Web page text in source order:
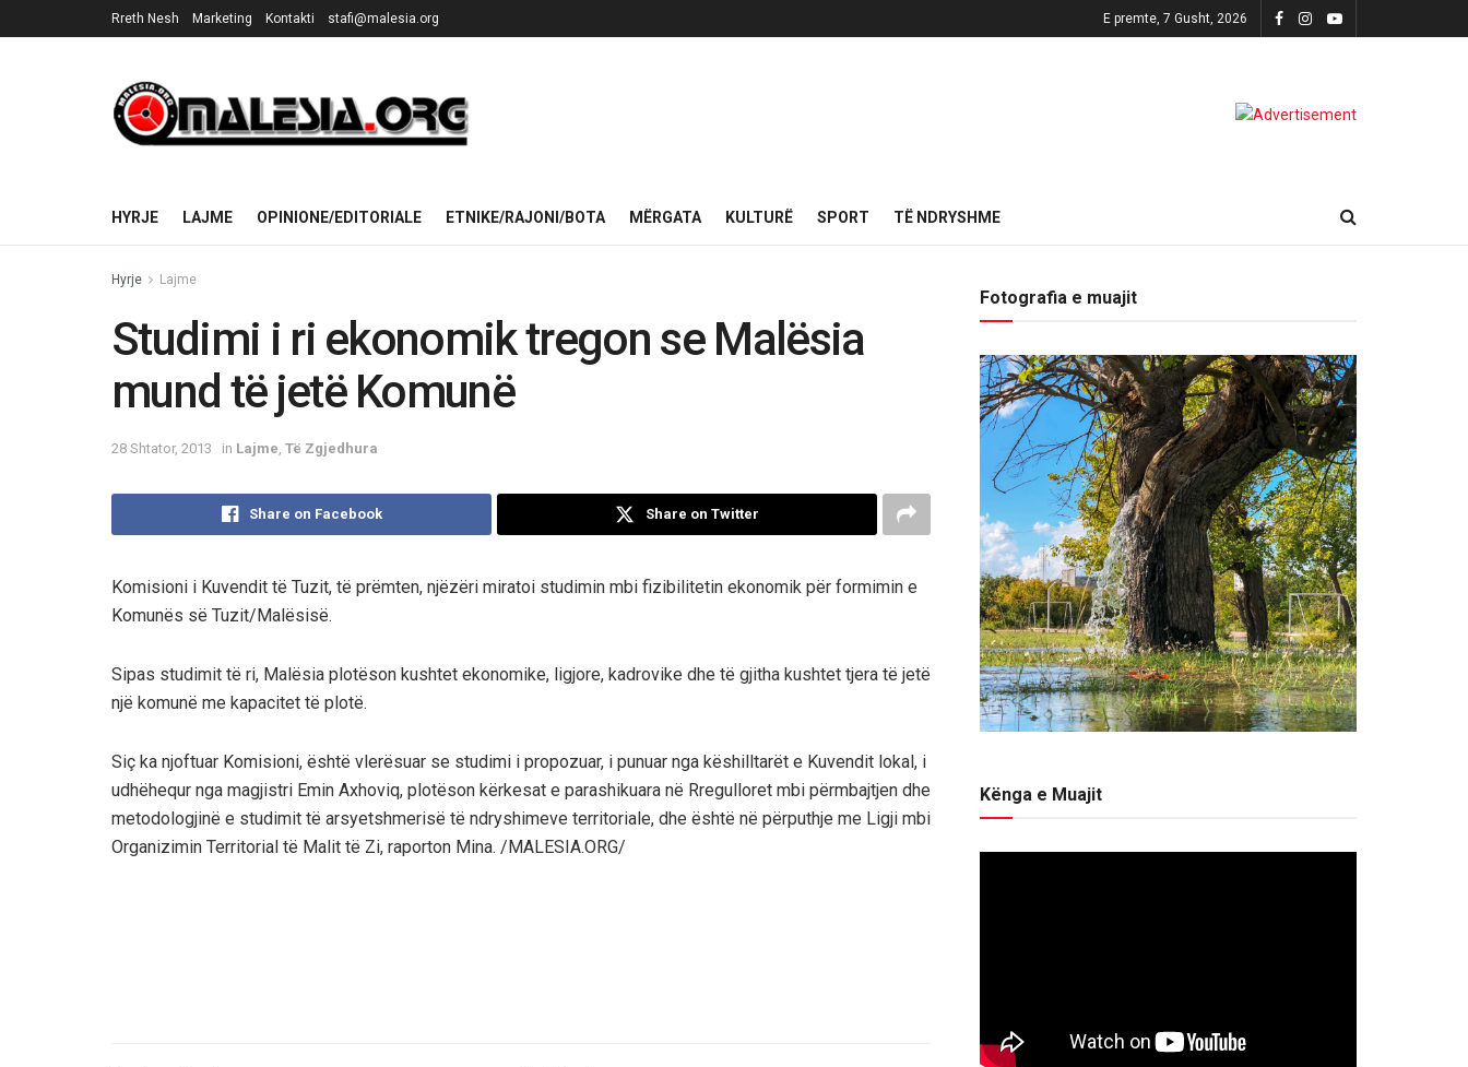
Rreth Nesh Marketing Kontakti stafi@malesia.org E premte, 7 Gusht, 2026
HYRJE LAJME OPINIONE/EDITORIALE ETNIKE/RAJONI/BOTA MËRGATA KULTURË SPORT TË NDRYSHME
Hyrje Lajme
Studimi i ri ekonomik tregon se Malësia
mund të jetë Komunë
28 Shtator, 2013 in Lajme Të Zgjedhura
Share on Facebook Share on Twitter
Komisioni i Kuvendit të Tuzit, të prëmten, njëzëri miratoi studimin mbi fizibilitetin ekonomik për formimin e
Komunës së Tuzit/Malësisë.
Sipas studimit të ri, Malësia plotëson kushtet ekonomike, ligjore, kadrovike dhe të gjitha kushtet tjera të jetë
një komunë me kapacitet të plotë.
Siç ka njoftuar Komisioni, është vlerësuar se studimi i propozuar, i punuar nga këshilltarët e Kuvendit lokal, i
udhëhequr nga magjistri Emin Axhoviq, plotëson kërkesat e parashikuara në Rregulloret mbi përmbajtjen dhe
metodologjinë e studimit të arsyetshmerisë të ndryshimeve territoriale, dhe është në përputhje me Ligji mbi
Organizimin Territorial të Malit të Zi, raporton Mina. /MALESIA.ORG/
Fotografia e muajit
Kënga e Muajit